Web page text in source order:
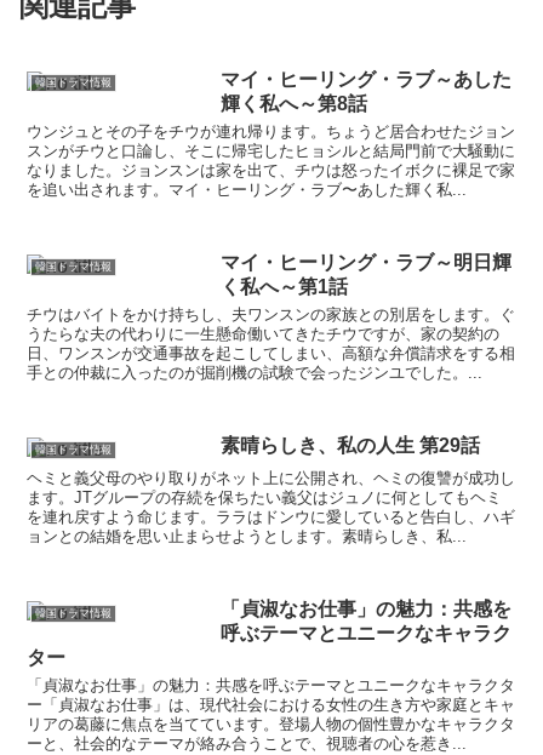
韓国ドラマ情報
マイ・ヒーリング・ラブ～あした
輝く私へ～第8話
ウンジュとその子をチウが連れ帰ります。ちょうど居合わせたジョン
スンがチウと口論し、そこに帰宅したヒョシルと結局門前で大騒動に
なりました。ジョンスンは家を出て、チウは怒ったイボクに裸足で家
を追い出されます。マイ・ヒーリング・ラブ〜あした輝く私...
韓国ドラマ情報
マイ・ヒーリング・ラブ～明日輝
く私へ～第1話
チウはバイトをかけ持ちし、夫ワンスンの家族との別居をします。ぐ
うたらな夫の代わりに一生懸命働いてきたチウですが、家の契約の
日、ワンスンが交通事故を起こしてしまい、高額な弁償請求をする相
手との仲裁に入ったのが掘削機の試験で会ったジンユでした。...
韓国ドラマ情報 素晴らしき、私の人生 第29話
ヘミと義父母のやり取りがネット上に公開され、ヘミの復讐が成功し
ます。JTグループの存続を保ちたい義父はジュノに何としてもヘミ
を連れ戻すよう命じます。ララはドンウに愛していると告白し、ハギ
ョンとの結婚を思い止まらせようとします。素晴らしき、私...
韓国ドラマ情報
「貞淑なお仕事」の魅力：共感を
呼ぶテーマとユニークなキャラク
ター
「貞淑なお仕事」の魅力：共感を呼ぶテーマとユニークなキャラクタ
ー「貞淑なお仕事」は、現代社会における女性の生き方や家庭とキャ
リアの葛藤に焦点を当てています。登場人物の個性豊かなキャラクタ
ーと、社会的なテーマが絡み合うことで、視聴者の心を惹き...